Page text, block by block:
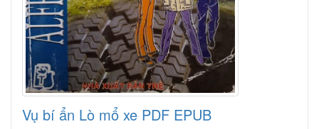
Vụ bí ẩn Lò mổ xe PDF EPUB